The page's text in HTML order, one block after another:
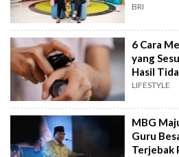
BRI
6 Cara
yang
Hasil
LIFESTYLE
MBG
Guru
Terjebak